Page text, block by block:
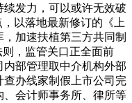
发力，可以或许无效破
以落地最新修订的《上
加速扶植第三方共同制
，监管关口正全面前
部管理取中介机构外部
办线家制假上市公司完
、会计师事务所、律所等